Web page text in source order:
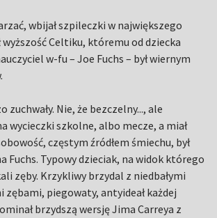
wbijał szpileczki w największego
wyższość Celtiku, któremu od dziecka
w-fu – Joe Fuchs – był wiernym
zuchwały. Nie, że bezczelny..., ale
wycieczki szkolne, albo mecze, a miał
częstym źródłem śmiechu, był
Fuchs. Typowy dzieciak, na widok którego
zęby. Krzykliwy brzydal z niedbałymi
zębami, piegowaty, antyideał każdej
brzydszą wersję Jima Carreya z